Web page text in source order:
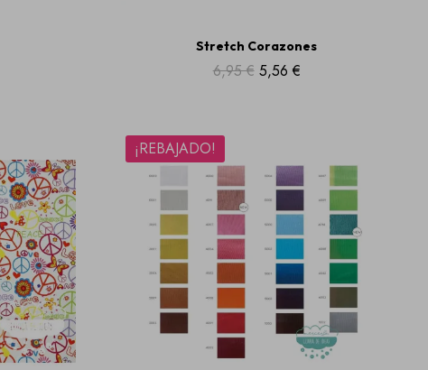
Stretch Corazones
6,95 € 5,56 €
¡REBAJADO!